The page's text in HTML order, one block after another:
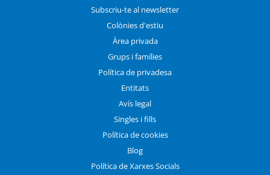
Subscriu-te al newsletter
Colònies d'estiu
Àrea privada
Grups i famílies
Política de privadesa
Entitats
Avís legal
Singles i fills
Política de cookies
Blog
Política de Xarxes Socials